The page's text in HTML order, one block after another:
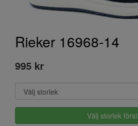
Rieker 16968-14
995 kr
Välj storlek först